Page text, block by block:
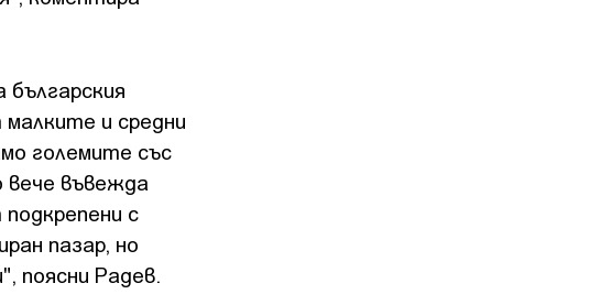
и средни
големите със
вече въвежда
с
пазар, но
поясни Радев.